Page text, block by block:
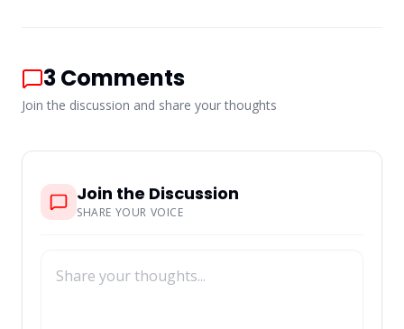
3Comments
Join the discussion and share your thoughts
Join the Discussion
SHARE YOUR VOICE